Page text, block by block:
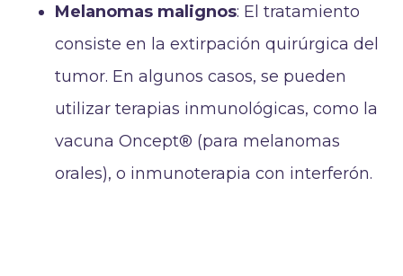
Melanomas malignos: El tratamiento
consiste en la extirpación quirúrgica del
tumor. En algunos casos, se pueden
utilizar terapias inmunológicas, como la
vacuna Oncept® (para melanomas
orales), o inmunoterapia con interferón.